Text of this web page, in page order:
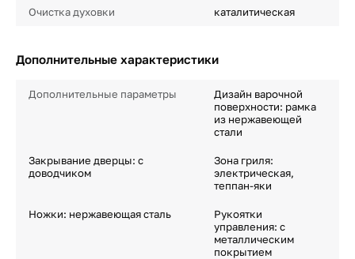
Очистка духовки каталитическая
Дополнительные характеристики
Дополнительные параметры
Дизайн варочной
поверхности: рамка
из нержавеющей
стали
Закрывание дверцы: с
доводчиком
Зона гриля:
электрическая,
теппан-яки
Ножки: нержавеющая сталь
Рукоятки
управления: с
металлическим
покрытием